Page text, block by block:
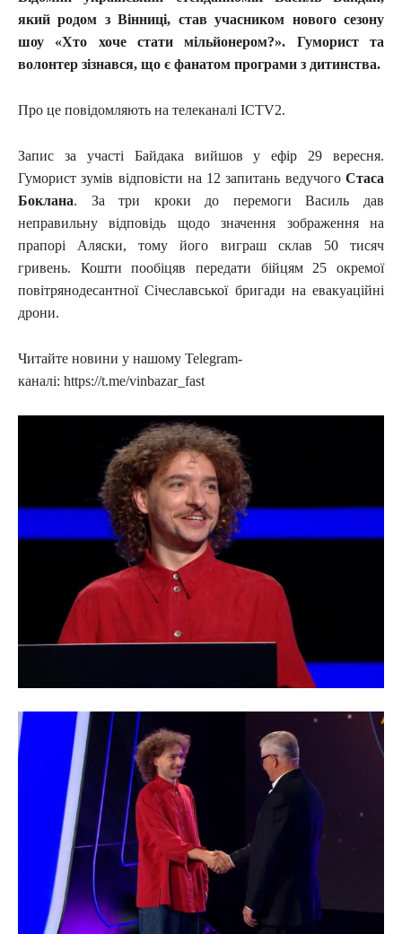
який родом з Вінниці, став учасником нового сезону
шоу «Хто хоче стати мільйонером?». Гуморист та
волонтер зізнався, що є фанатом програми з дитинства.
Про це повідомляють на телеканалі ICTV2.
Запис за участі Байдака вийшов у ефір 29 вересня.
Гуморист зумів відповісти на 12 запитань ведучого Стаса
Боклана. За три кроки до перемоги Василь дав
неправильну відповідь щодо значення зображення на
прапорі Аляски, тому його виграш склав 50 тисяч
гривень. Кошти пообіцяв передати бійцям 25 окремої
повітрянодесантної Січеславської бригади на евакуаційні
дрони.
Читайте новини у нашому Telegram-
каналі: https://t.me/vinbazar_fast